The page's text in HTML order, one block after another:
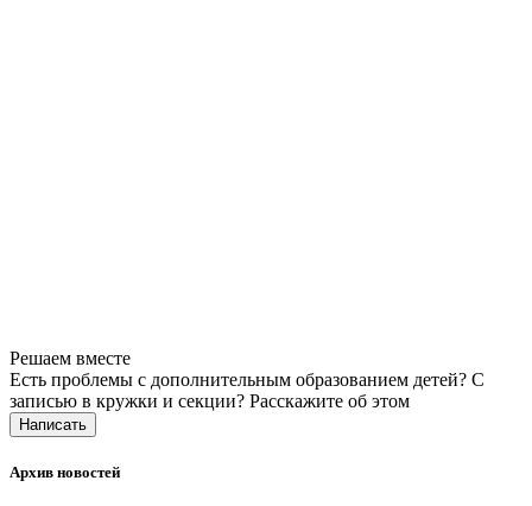
Решаем вместе
Есть проблемы с дополнительным образованием детей? С
записью в кружки и секции? Расскажите об этом
Написать
Архив новостей